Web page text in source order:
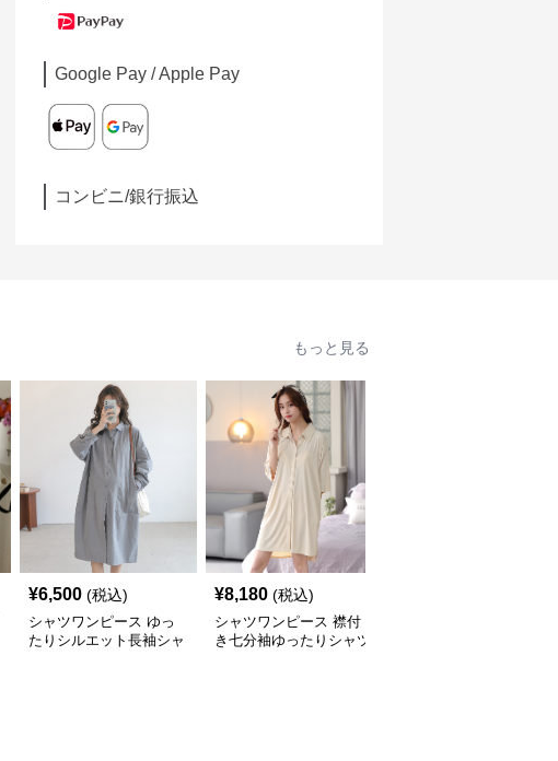
Google Pay / Apple Pay
コンビニ/銀行振込
もっと見る
¥6,500 (税込)
シャツワンピース ゆっ
たりシルエット長袖シャ
¥8,180 (税込)
シャツワンピース 襟付
き七分袖ゆったりシャツ